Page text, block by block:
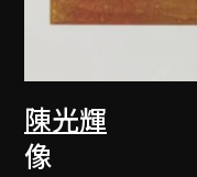
陳光輝
像